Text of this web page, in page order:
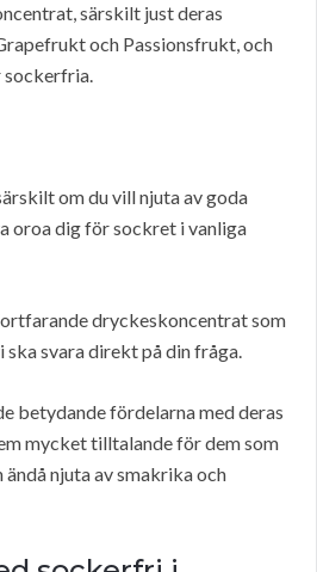
särskilt just deras
och Passionsfrukt, och
sockerfria.
om du vill njuta av goda
oroa dig för sockret i vanliga
dryckeskoncentrat som
svara direkt på din fråga.
betydande fördelarna med deras
mycket tilltalande för dem som
njuta av smakrika och